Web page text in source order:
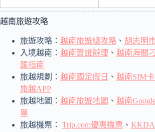
越南旅遊攻略
旅遊攻略： 越南旅遊總攻略 、 胡志明
入境越南： 越南簽證辦理 、 越南海關
匯指南
旅越規劃： 越南國定假日 、 越南SIM
旅越APP
旅越地圖： 越南旅遊地圖 、 越南
單
旅越機票： Trip.com優惠機票 、